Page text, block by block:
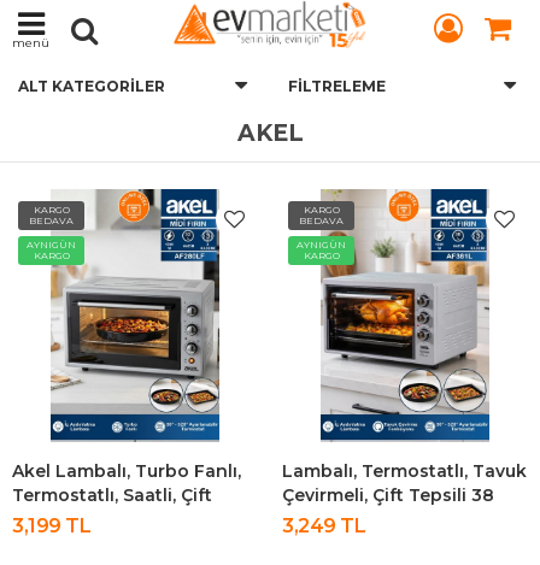
menü
ALT KATEGORILER FILTRELEME
AKEL
KARGO
BEDAVA
AYNIGÜN
KARGO
Akel Lambalı, Turbo Fanlı,
Termostatlı, Saatli, Çift
Tepsili 32 Litre Midi Fırın
AF280LF
3,199 TL
KARGO
BEDAVA
AYNIGÜN
KARGO
Lambalı, Termostatlı, Tavuk
Çevirmeli, Çift Tepsili 38
Litre Midi Fırın Af381l
3,249 TL